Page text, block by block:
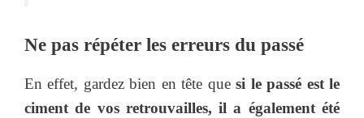
Ne pas répéter les erreurs du passé
En effet, gardez bien en tête quesi le passé est le
ciment de vos retrouvailles, il a également été